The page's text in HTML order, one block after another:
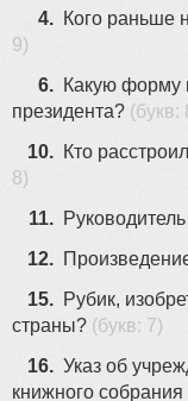
4. Кого раньше
9)
6. Какую форму
президента? (букв:
10. Кто
8)
11.
12.
15. Рубик,
страны? (букв: 7)
16. Указ об
книжного